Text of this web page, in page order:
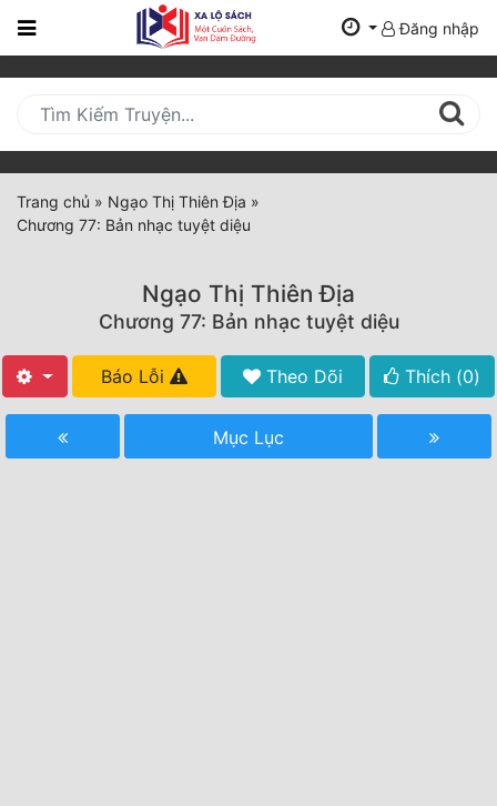
Trang
Mới
Cập
Nhật
(current)
Tất Cả
Hoàn Thành
Đăng nhập
Trang chủ » Ngạo Thị Thiên Địa »
Chương 77: Bản nhạc tuyệt diệu
Ngạo Thị Thiên Địa
Chương 77: Bản nhạc tuyệt diệu
Báo Lỗi Theo Dõi Thích (0)
Mục Lục